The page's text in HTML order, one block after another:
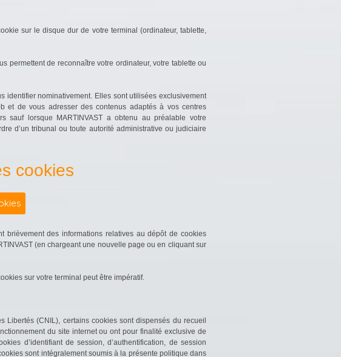
sur le disque dur de votre terminal (ordinateur, tablette,
permettent de reconnaître votre ordinateur, votre tablette ou
identifier nominativement. Elles sont utilisées exclusivement
et de vous adresser des contenus adaptés à vos centres
sauf lorsque MARTINVAST a obtenu au préalable votre
d’un tribunal ou toute autorité administrative ou judiciaire
cookies
brièvement des informations relatives au dépôt de cookies
(en chargeant une nouvelle page ou en cliquant sur
sur votre terminal peut être impératif.
Libertés (CNIL), certains cookies sont dispensés du recueil
du site internet ou ont pour finalité exclusive de
d’identifiant de session, d’authentification, de session
sont intégralement soumis à la présente politique dans